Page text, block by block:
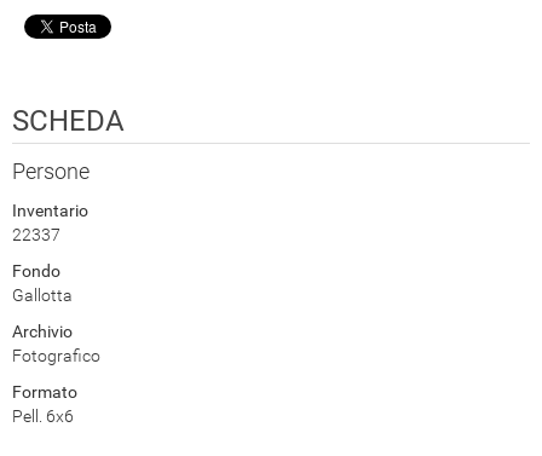
SCHEDA
Persone
Inventario
22337
Fondo
Gallotta
Archivio
Fotografico
Formato
Pell. 6x6